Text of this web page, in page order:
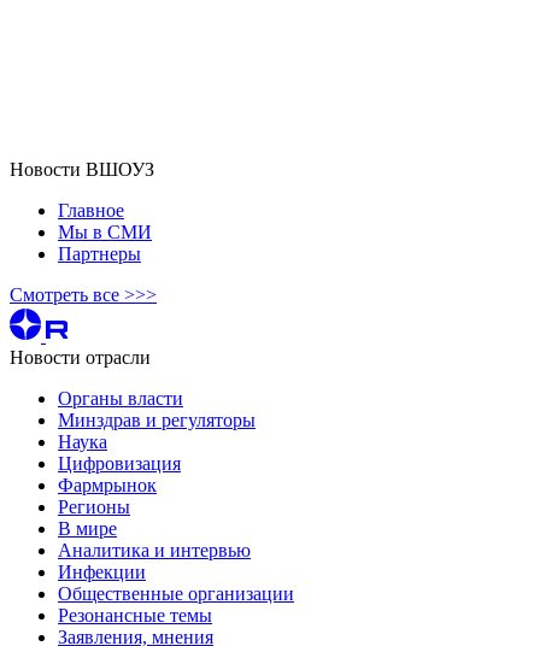
Новости ВШОУЗ
Главное
Мы в СМИ
Партнеры
Смотреть все >>>
Новости отрасли
Органы власти
Минздрав и регуляторы
Наука
Цифровизация
Фармрынок
Регионы
В мире
Аналитика и интервью
Инфекции
Общественные организации
Резонансные темы
Заявления, мнения